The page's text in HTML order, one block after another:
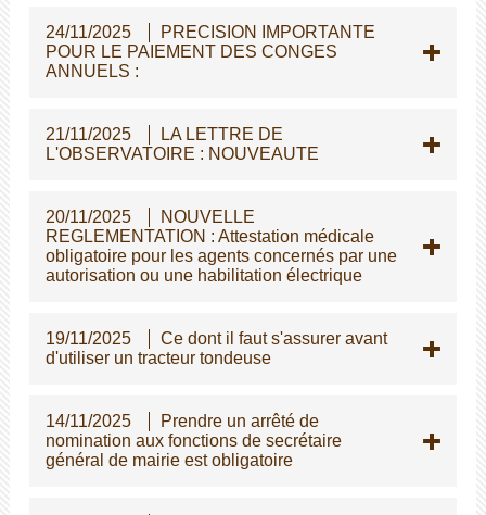
24/11/2025
PRECISION IMPORTANTE
POUR LE PAIEMENT DES CONGES
ANNUELS :
21/11/2025
LA LETTRE DE
L'OBSERVATOIRE : NOUVEAUTE
20/11/2025
NOUVELLE
REGLEMENTATION : Attestation médicale
obligatoire pour les agents concernés par une
autorisation ou une habilitation électrique
19/11/2025
Ce dont il faut s'assurer avant
d'utiliser un tracteur tondeuse
14/11/2025
Prendre un arrêté de
nomination aux fonctions de secrétaire
général de mairie est obligatoire